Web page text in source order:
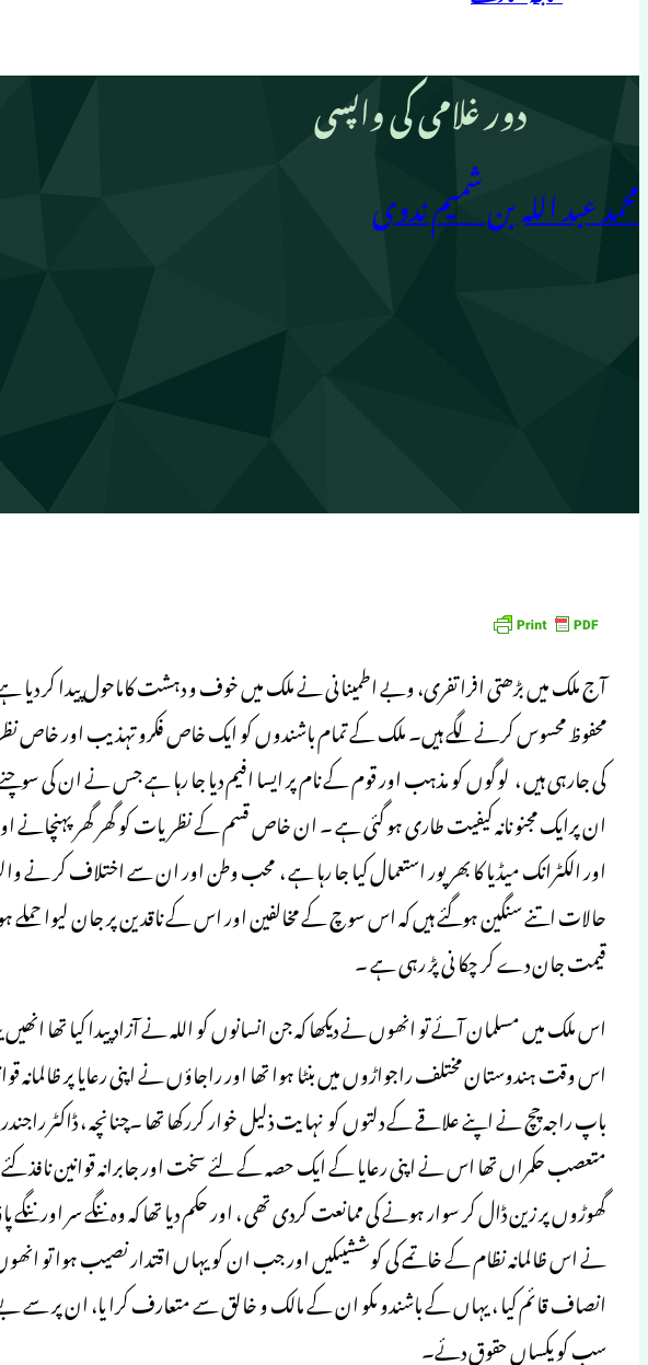
دور غلامی کی واپسی
محمد عبد اللہ بن شمیم ندوی
آج ملک میں بڑھتی افرا تفری، وبے اطمینانی نے ملک میں خوف و دہشت کاماحول پیدا کر
محفوظ محسوس کرنے لگے ہیں۔ ملک کے تمام باشندوں کو ایک خاص فکرو تہذیب اور خاص
کی جارہی ہیں ، لوگوں کو مذہب اور قوم کے نام پر ایسا افیم دیا جا رہا ہے جس نے ان کی
ان پرایک مجنو نانہ کیفیت طاری ہو گئی ہے ۔ ان خاص قسم کے نظریات کو گھر گھر
اور الکٹرانک میڈیا کا بھر پور استعمال کیا جا رہا ہے ، محب وطن اور ان سے اختلاف کر نے
حالات اتنے سنگین ہوگئے ہیں کہ اس سوچ کے مخالفین اور اس کے ناقدین پر جان لیوا حملے
قیمت جان دے کر چکا نی پڑ رہی ہے ۔
اس ملک میں مسلمان آئے تو انھوں نے دیکھا کہ جن انسانوں کو اللہ نے آزاد پیدا کیا تھا
اس وقت ہندوستان مختلف راجواڑوں میں بنٹا ہوا تھا اور راجاؤں نے اپنی رعایا پر ظالمانہ
باپ راجہ چچ نے اپنے علاقے کے دلتوں کو نہا یت ذلیل خوار کررکھا تھا ۔چنانچہ ، ڈاکٹر راجندر
متعصب حکمراں تھا اس نے اپنی رعایا کے ایک حصہ کے لئے سخت اور جابرانہ قوانین نافذ کئے
گھوڑوں پر زین ڈال کر سوار ہونے کی ممانعت کردی تھی ، اور حکم دیا تھا کہ وہ ننگے سر اور
نے اس ظالمانہ نظام کے خاتمے کی کوششیںکیں اور جب ان کو یہاں اقتدار نصیب ہوا تو
انصاف قائم کیا ، یہاں کے باشندو ںکو ان کے مالک و خالق سے متعارف کرا یا، ان پر سے
سب کو یکساں حقوق دئے۔